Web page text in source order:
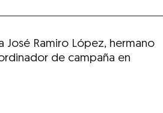
José Ramiro López, hermano
de campaña en